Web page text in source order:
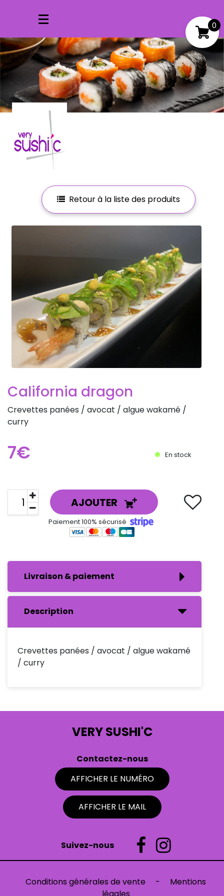
Mon compte
Mes favoris
0
Retour à la liste des produits
California dragon
Crevettes panées / avocat / algue wakamé /
curry
7€ En stock
AJOUTER
Paiement 100% sécurisé
Livraison & paiement
Description
Crevettes panées / avocat / algue wakamé
/ curry
VERY SUSHI'C
Contactez-nous
AFFICHER LE NUMÉRO
AFFICHER LE MAIL
Suivez-nous
Conditions générales de vente -
Mentions